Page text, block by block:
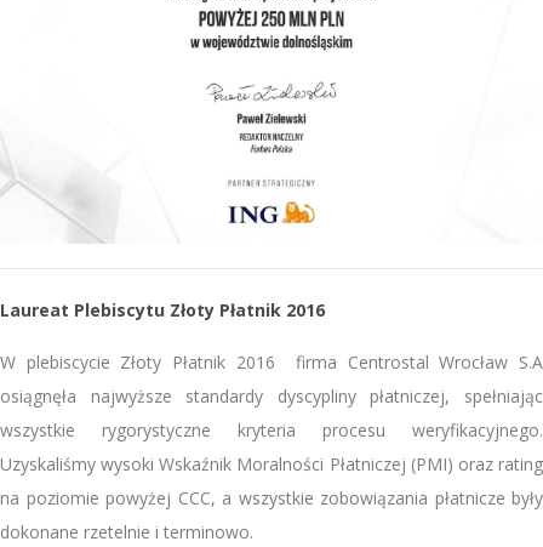
Laureat Plebiscytu Złoty Płatnik 2016
W plebiscycie Złoty Płatnik 2016 firma Centrostal Wrocław S.A
osiągnęła najwyższe standardy dyscypliny płatniczej, spełniając
wszystkie rygorystyczne kryteria procesu weryfikacyjnego.
Uzyskaliśmy wysoki Wskaźnik Moralności Płatniczej (PMI) oraz rating
na poziomie powyżej CCC, a wszystkie zobowiązania płatnicze były
dokonane rzetelnie i terminowo.